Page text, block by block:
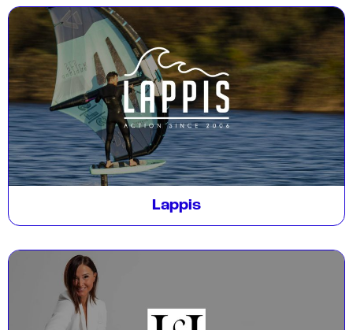
Lappis